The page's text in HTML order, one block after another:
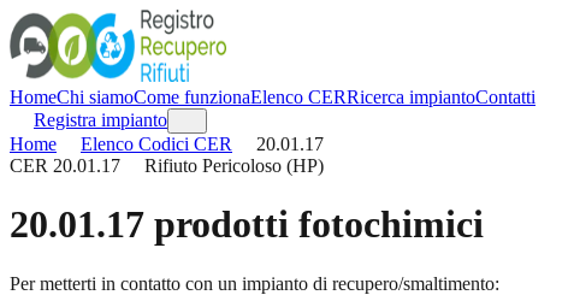
HomeChi siamoCome funzionaElenco CERRicerca impiantoContatti
Registra impianto
Home
Elenco Codici CER
20.01.17
CER 20.01.17 Rifiuto Pericoloso (HP)
20.01.17 prodotti fotochimici
Per metterti in contatto con un impianto di recupero/smaltimento: